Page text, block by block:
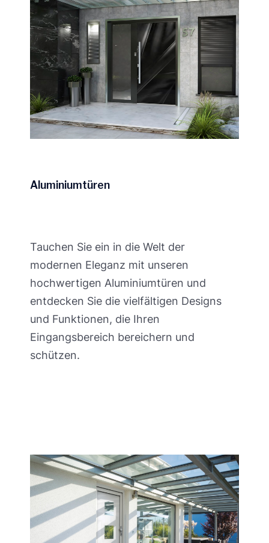
Aluminiumtüren
Tauchen Sie ein in die Welt der
modernen Eleganz mit unseren
hochwertigen Aluminiumtüren und
entdecken Sie die vielfältigen Designs
und Funktionen, die Ihren
Eingangsbereich bereichern und
schützen.